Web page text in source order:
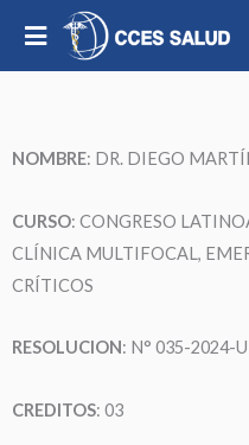
NOMBRE: DR. DIEGO
CURSO: CONGRESO
CLÍNICA MULTIFOCAL,
CRÍTICOS
RESOLUCION: N° 035-2024-
CREDITOS: 03